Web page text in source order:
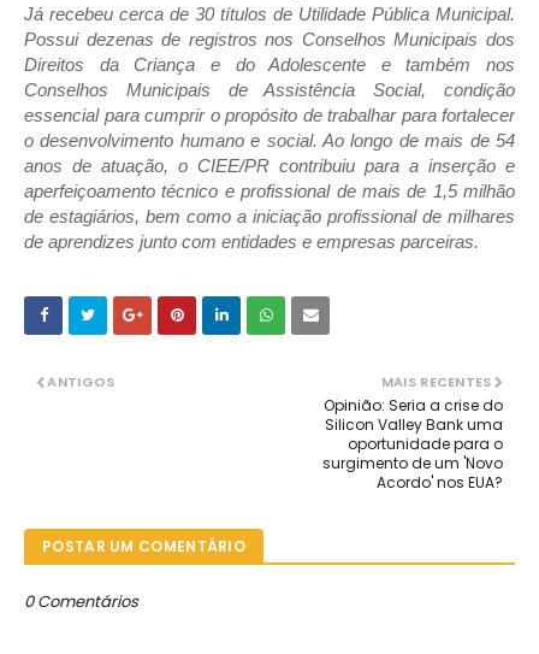
Já recebeu cerca de 30 títulos de Utilidade Pública Municipal.
Possui dezenas de registros nos Conselhos Municipais dos
Direitos da Criança e do Adolescente e também nos
Conselhos Municipais de Assistência Social, condição
essencial para cumprir o propósito de trabalhar para fortalecer
o desenvolvimento humano e social. Ao longo de mais de 54
anos de atuação, o CIEE/PR contribuiu para a inserção e
aperfeiçoamento técnico e profissional de mais de 1,5 milhão
de estagiários, bem como a iniciação profissional de milhares
de aprendizes junto com entidades e empresas parceiras.
MAIS RECENTES
Opinião: Seria a crise do
Silicon Valley Bank uma
oportunidade para o
surgimento de um 'Novo
Acordo' nos EUA?
ANTIGOS
POSTAR UM COMENTÁRIO
0 Comentários